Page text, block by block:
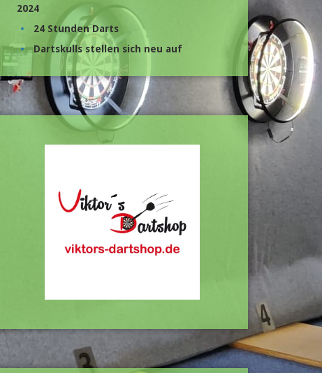
2024
24 Stunden Darts
Dartskulls stellen sich neu auf